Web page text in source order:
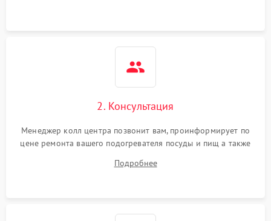
2. Консультация
Менеджер колл центра позвонит вам, проинформирует по
цене ремонта вашего подогревателя посуды и пищ а также
Подробнее